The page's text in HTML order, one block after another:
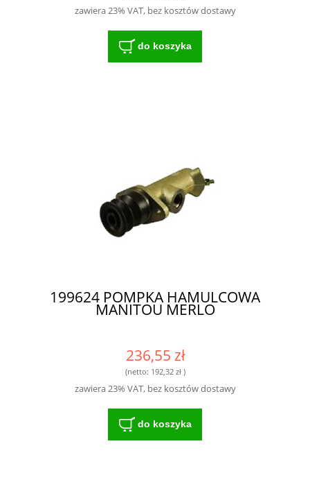
zawiera 23% VAT, bez kosztów dostawy
do koszyka
199624 POMPKA HAMULCOWA
MANITOU MERLO
236,55 zł
(netto: 192,32 zł)
zawiera 23% VAT, bez kosztów dostawy
do koszyka